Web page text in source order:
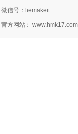
微信号：hemakeit
官方网站： www.hmk17.com